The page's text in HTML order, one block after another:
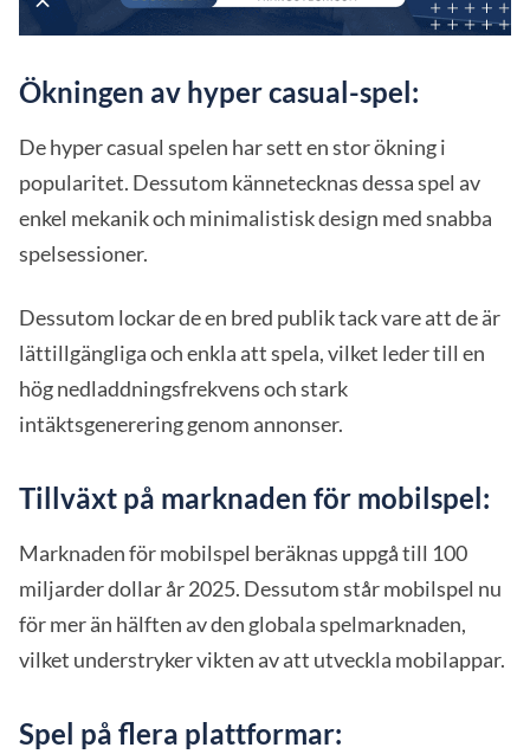
Ökningen av hyper casual-spel:
De hyper casual spelen har sett en stor ökning i
popularitet. Dessutom kännetecknas dessa spel av
enkel mekanik och minimalistisk design med snabba
spelsessioner.
Dessutom lockar de en bred publik tack vare att de är
lättillgängliga och enkla att spela, vilket leder till en
hög nedladdningsfrekvens och stark
intäktsgenerering genom annonser.
Tillväxt på marknaden för mobilspel:
Marknaden för mobilspel beräknas uppgå till 100
miljarder dollar år 2025. Dessutom står mobilspel nu
för mer än hälften av den globala spelmarknaden,
vilket understryker vikten av att utveckla mobilappar.
Spel på flera plattformar: